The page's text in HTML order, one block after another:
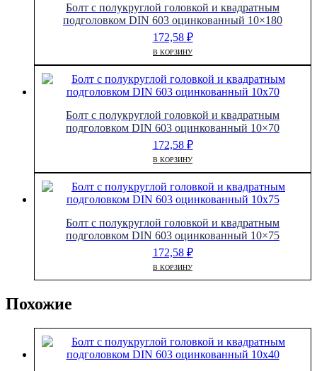
Болт с полукруглой головкой и квадратным
подголовком DIN 603 оцинкованный 10×180
172,58 ₽
В КОРЗИНУ
Болт с полукруглой головкой и квадратным
подголовком DIN 603 оцинкованный 10×70
172,58 ₽
В КОРЗИНУ
Болт с полукруглой головкой и квадратным
подголовком DIN 603 оцинкованный 10×75
172,58 ₽
В КОРЗИНУ
Похожие